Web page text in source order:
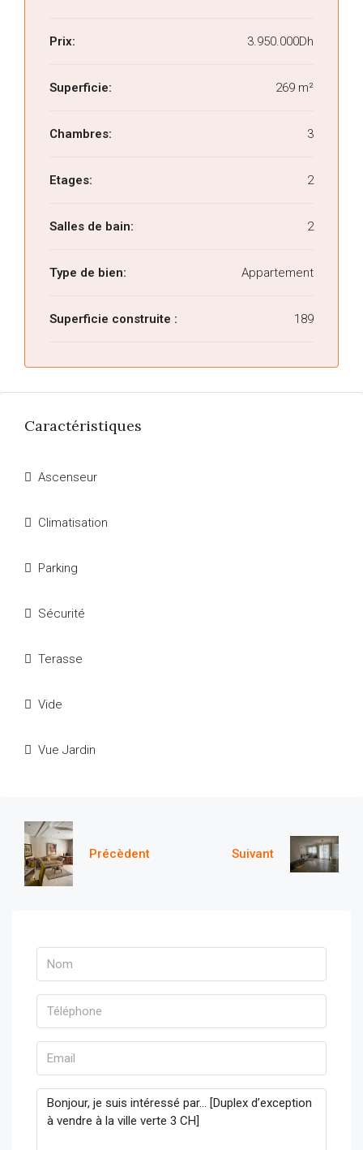
Prix: 3.950.000Dh
Superficie: 269 m²
Chambres: 3
Etages: 2
Salles de bain: 2
Type de bien: Appartement
Superficie construite : 189
Caractéristiques
Ascenseur
Climatisation
Parking
Sécurité
Terasse
Vide
Vue Jardin
Précèdent Suivant